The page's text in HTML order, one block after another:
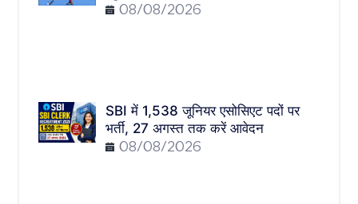
08/08/2026
SBI में 1,538 जूनियर एसोसिएट पदों पर
भर्ती, 27 अगस्त तक करें आवेदन
08/08/2026